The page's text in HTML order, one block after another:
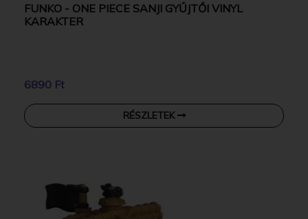
FUNKO - ONE PIECE SANJI GYŰJTŐI VINYL
KARAKTER
6890 Ft
RÉSZLETEK